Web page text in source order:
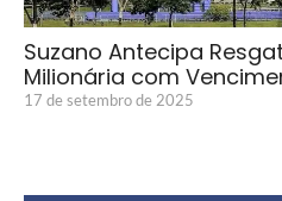
Suzano Antecipa
Milionária com
17 de setembro de 2025